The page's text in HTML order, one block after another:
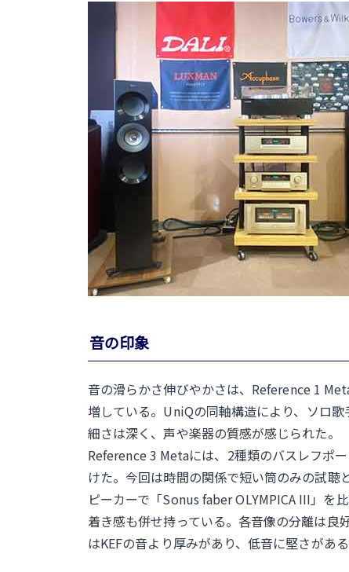
音の印象
音の滑らかさ伸びやかさは、Reference 1
増している。UniQの同軸構造により、ソロ
細さは深く、声や楽器の質感が感じられた。
Reference 3 Metaには、2種類のバスレフポ
けた。今回は時間の関係で短い筒のみの試
ピーカーで「Sonus faber OLYMPICA III」
着き感も併せ持っている。各音像の分離は
はKEFの音より厚みがあり、低音に堅さがあ